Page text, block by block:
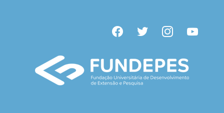
facebooktwitter instagramyoutube